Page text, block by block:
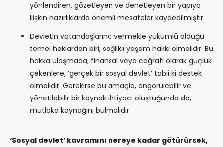
yönlendiren, gözetleyen ve denetleyen bir yapıya
ilişkin hazırlıklarda önemli mesafeler kaydedilmiştir.
Devletin vatandaşlarına vermekle yükümlü olduğu
temel haklardan biri, sağlıklı yaşam hakkı olmalıdır. Bu
hakka ulaşmada; finansal veya coğrafi olarak güçlük
çekenlere, ‘gerçek bir sosyal devlet’ tabii ki destek
olmalıdır. Gerekirse bu amaçla, öngörülebilir ve
yönetilebilir bir kaynak ihtiyacı oluştuğunda da,
mutlaka kaynağını bulmalıdır.
‘Sosyal devlet’ kavramını nereye kadar götürürsek,